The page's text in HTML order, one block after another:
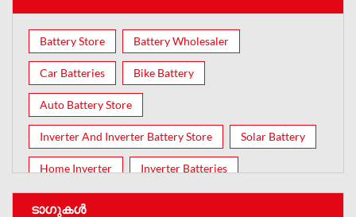
Battery Store Battery Wholesaler
Car Batteries Bike Battery
Auto Battery Store
Inverter And Inverter Battery Store Solar Battery
Home Inverter Inverter Batteries
ടാഗുകൾ